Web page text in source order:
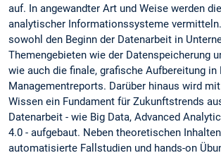
auf. In angewandter Art und Weise werden
analytischer Informationssysteme
sowohl den Beginn der Datenarbeit in
Themengebieten wie der Datenspeicherung
wie auch die finale, grafische Aufbereitung in
Managementreports. Darüber hinaus wird
Wissen ein Fundament für Zukunftstrends
Datenarbeit - wie Big Data, Advanced
4.0 - aufgebaut. Neben theoretischen
automatisierte Fallstudien und hands-on